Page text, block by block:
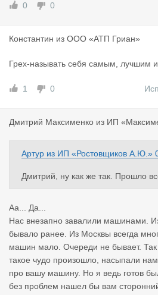
0 0
Константин из ООО «АТП Гриан»
Грех-называть себя самым, лучшим
1 0
Дмитрий Максименко из ИП
Артур из ИП «Ростовщиков А.Ю.»
Дмитрий, ну как же так. Прошло
дыхать надо больше, на охоту
А выручил меня человек, про
ска, хотя сделал всё на 5+
Аа... Да...
Нас внезапно завалили машинами.
бывало ранее. Из Москвы всегда
машин мало. Очереди не бывает. Так
такое чудо произошло, насыпали
про вашу машину. Но я ведь готов
без проблем нашел бы вам